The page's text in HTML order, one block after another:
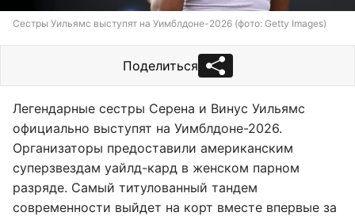
Сестры Уильямс выступят на Уимблдоне-2026 (фото: Getty Images)
Поделиться
Легендарные сестры Серена и Винус Уильямс
официально выступят на Уимблдоне-2026.
Организаторы предоставили американским
суперзвездам уайлд-кард в женском парном
разряде. Самый титулованный тандем
современности выйдет на корт вместе впервые за